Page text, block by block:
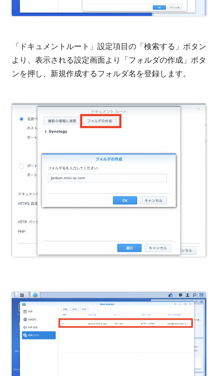
「ドキュメントルート」設定項目の「検索する」ボタン
より、表示される設定画面より「フォルダの作成」ボタ
ンを押し、新規作成するフォルダ名を登録します。